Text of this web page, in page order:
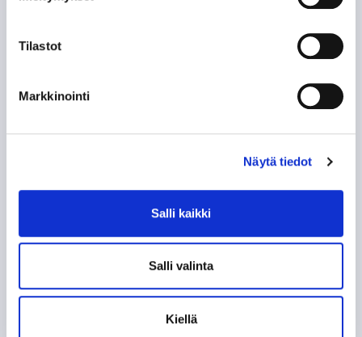
Tilastot
Markkinointi
Näytä tiedot
Salli kaikki
Salli valinta
Kiellä
Aitiokerros
Ottelutapahtuma